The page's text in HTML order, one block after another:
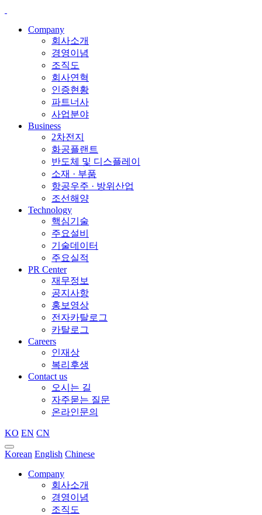
Company
회사소개
경영이념
조직도
회사연혁
인증현황
파트너사
사업분야
Business
2차전지
화공플랜트
반도체 및 디스플레이
소재 · 부품
항공우주 · 방위산업
조선해양
Technology
핵심기술
주요설비
기술데이터
주요실적
PR Center
재무정보
공지사항
홍보영상
전자카탈로그
카탈로그
Careers
인재상
복리후생
Contact us
오시는 길
자주묻는 질문
온라인문의
KO EN CN
Korean English Chinese
Company
회사소개
경영이념
조직도